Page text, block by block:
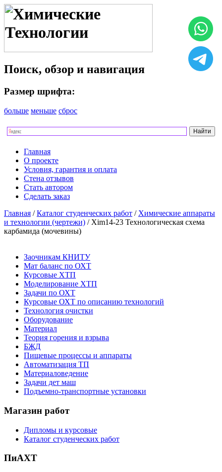
Поиск, обзор и навигация
Размер шрифта:
больше меньше сброс
Главная
О проекте
Условия, гарантия и оплата
Стена отзывов
Стать автором
Сделать заказ
Главная /Каталог студенческих работ / Химические аппараты
и технологии (чертежи) / Xim14-23 Технологическая схема
карбамида (мочевины)
Заочникам КНИТУ
Мат баланс по ОХТ
Курсовые ХТП
Моделирование ХТП
Задачи по ОХТ
Курсовые ОХТ по описанию технологий
Технология очистки
Оборудование
Материал
Теория горения и взрыва
БЖД
Пищевые процессы и аппараты
Автоматизация ТП
Материаловедение
Задачи дет маш
Подъемно-транспортные установки
Магазин работ
Дипломы и курсовые
Каталог студенческих работ
ПиАХТ